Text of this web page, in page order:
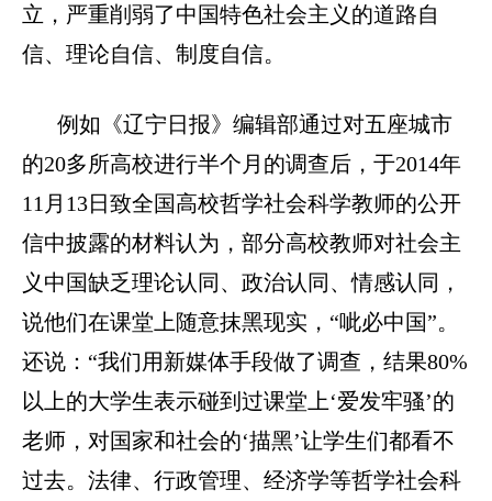
立，严重削弱了中国特色社会主义的道路自
信、理论自信、制度自信。
例如《辽宁日报》编辑部通过对五座城市
的20多所高校进行半个月的调查后，于2014年
11 月 13日致全国高校哲学社会科学教师的公开
信中披露的材料认为，部分高校教师对社会主
义中国缺乏理论认同、政治认同、情感认同，
说他们在课堂上随意抹黑现实，“呲必中国”。
还说：“我们用新媒体手段做了调查，结果80%
以上的大学生表示碰到过课堂上‘爱发牢骚’的
老师，对国家和社会的‘描黑’让学生们都看不
过去。法律、行政管理、经济学等哲学社会科